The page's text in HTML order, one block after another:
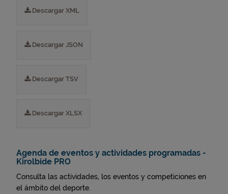
Descargar XML
Descargar JSON
Descargar TSV
Descargar XLSX
Agenda de eventos y actividades programadas -
Kirolbide PRO
Consulta las actividades, los eventos y competiciones en
el ámbito del deporte.